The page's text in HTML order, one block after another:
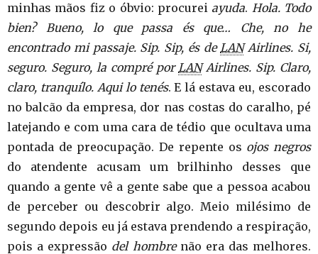
minhas mãos fiz o óbvio: procureiayuda. Hola. Todo
bien? Bueno, lo que passa és que… Che, no he
encontrado mi passaje. Sip. Sip, és deLANAirlines. Si,
seguro. Seguro, la compré porLANAirlines. Sip. Claro,
claro, tranquílo. Aqui lo tenés. E lá estava eu, escorado
no balcão da empresa, dor nas costas do caralho, pé
latejando e com uma cara de tédio que ocultava uma
pontada de preocupação. De repente os ojos negros
do atendente acusam um brilhinho desses que
quando a gente vê a gente sabe que a pessoa acabou
de perceber ou descobrir algo. Meio milésimo de
segundo depois eu já estava prendendo a respiração,
pois a expressão del hombrenão era das melhores.